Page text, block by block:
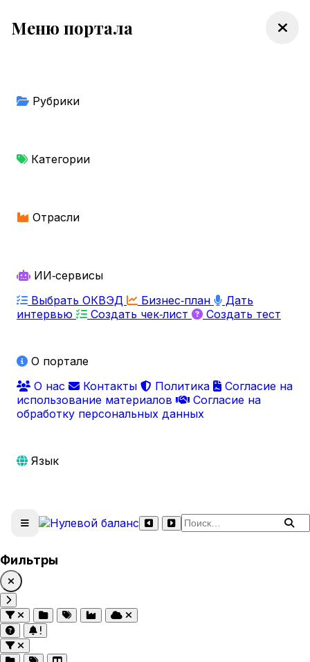
Меню портала
Рубрики
Категории
Отрасли
ИИ‑сервисы
Выбрать ОКВЭД
Бизнес‑план
Дать
интервью
Создать чек‑лист Создать тест
О портале
О нас
Контакты Политика
Согласие на
использование материалов
Согласие на
обработку персональных данных
Язык
Поиск по сайту
Фильтры